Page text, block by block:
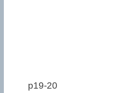
p19-20